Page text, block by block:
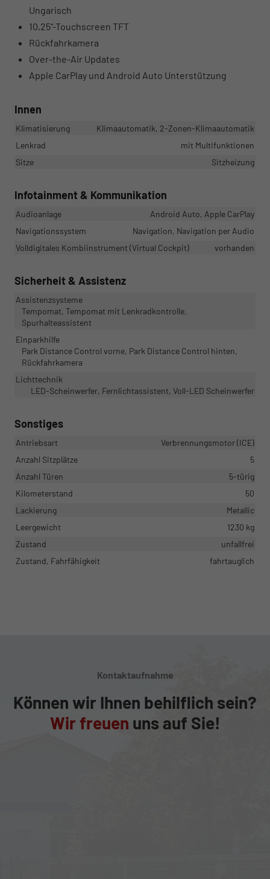
Ungarisch
10,25“-Touchscreen TFT
Rückfahrkamera
Over-the-Air Updates
Apple CarPlay und Android Auto Unterstützung
Innen
Klimatisierung
Klimaautomatik, 2-Zonen-Klimaautomatik
Lenkrad
mit Multifunktionen
Sitze
Sitzheizung
Infotainment & Kommunikation
Audioanlage
Android Auto, Apple CarPlay
Navigationssystem
Navigation, Navigation per Audio
Volldigitales Kombiinstrument (Virtual Cockpit)
vorhanden
Sicherheit & Assistenz
Assistenzsysteme
Tempomat, Tempomat mit Lenkradkontrolle,
Spurhalteassistent
Einparkhilfe
Park Distance Control vorne, Park Distance Control hinten,
Rückfahrkamera
Lichttechnik
LED-Scheinwerfer, Fernlichtassistent, Voll-LED Scheinwerfer
Sonstiges
Antriebsart
Verbrennungsmotor (ICE)
Anzahl Sitzplätze
5
Anzahl Türen
5-türig
Kilometerstand
50
Lackierung
Metallic
Leergewicht
1230 kg
Zustand
unfallfrei
Zustand, Fahrfähigkeit
fahrtauglich
Kontaktaufnahme
Können wir Ihnen behilflich sein?
Wir freuen uns auf Sie!